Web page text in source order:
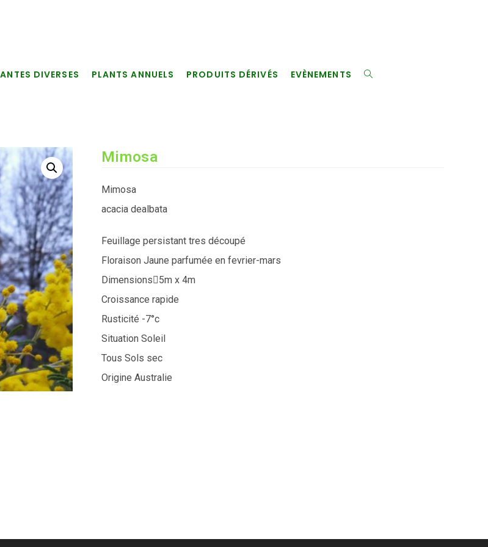
DIVERSES PLANTS ANNUELS PRODUITS DÉRIVÉS EVÈNEMENTS
Mimosa
Mimosa
acacia dealbata
Feuillage persistant tres découpé
Floraison Jaune parfumée en fevrier-mars
Dimensions5m x 4m
Croissance rapide
Rusticité -7°c
Situation Soleil
Tous Sols sec
Origine Australie